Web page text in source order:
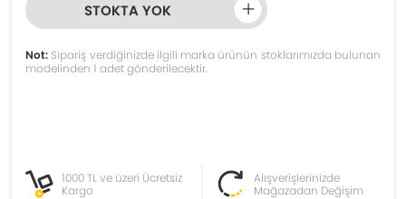
STOKTA YOK
Not: Sipariş verdiğinizde ilgili marka ürünün stoklarımızda bulunan
modelinden 1 adet gönderilecektir.
1000 TL ve üzeri Ücretsiz
Kargo
Alışverişlerinizde
Mağazadan Değişim